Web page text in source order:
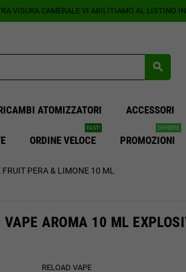
VISURA CAMERALE VI ABILITIAMO AL LISTINO
search
ATOMIZZATORI ACCESSORI
ORDINE VELOCE
FAST!
PROMOZIONI
OFFERTE
PERA & LIMONE 10 ML
VAPE AROMA 10 ML
RELOAD VAPE